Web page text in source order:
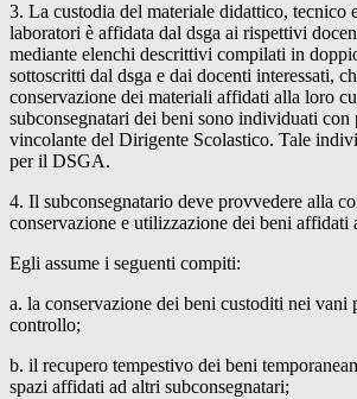
3. La custodia del materiale didattico, tecnico
laboratori è affidata dal dsga ai rispettivi
mediante elenchi descrittivi compilati in
sottoscritti dal dsga e dai docenti interessati,
conservazione dei materiali affidati alla loro
subconsegnatari dei beni sono individuati
vincolante del Dirigente Scolastico. Tale
per il DSGA.
4. Il subconsegnatario deve provvedere alla
conservazione e utilizzazione dei beni affidati
Egli assume i seguenti compiti:
a. la conservazione dei beni custoditi nei vani
controllo;
b. il recupero tempestivo dei beni
spazi affidati ad altri subconsegnatari;